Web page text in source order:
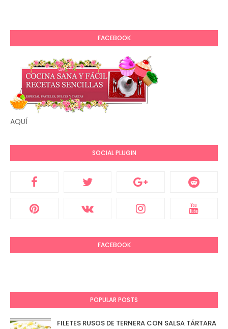
FACEBOOK
AQUÍ
SOCIAL PLUGIN
FACEBOOK
POPULAR POSTS
FILETES RUSOS DE TERNERA CON SALSA TÁRTARA